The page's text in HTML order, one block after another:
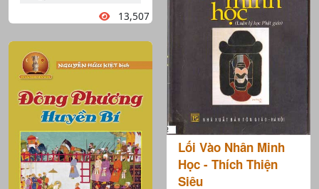
13,507
Lối Vào Nhân Minh
Học - Thích Thiện
Siêu